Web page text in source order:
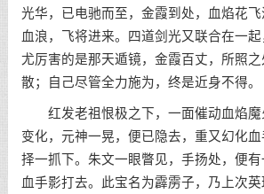
光华，已电驰而至，金霞到处，血焰花
血浪，飞将进来。四道剑光又联合在一起
尤厉害的是那天遁镜，金霞百丈，所照
散；自己尽管全力施为，终是近身不得。
红发老祖恨极之下，一面催动血焰魔
变化，元神一晃，便已隐去，重又幻化
择一抓下。朱文一眼瞥见，手扬处，便
血手影打去。此宝名为霹雳子，乃上次